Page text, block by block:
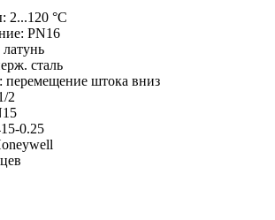
2...120 °C
PN16
сталь
перемещение штока вниз
2
0.25